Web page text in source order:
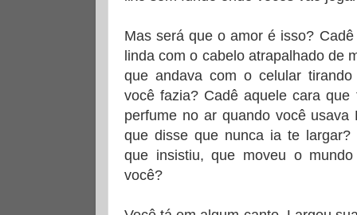
Mas será que o amor é isso?
linda com o cabelo atrapalhado de
que andava com o celular
você fazia? Cadê aquele cara
perfume no ar quando você
que disse que nunca ia te
que insistiu, que moveu o
você?